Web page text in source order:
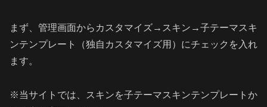
まず、管理画面からカスタマイズ→スキン→子テーマスキ
ンテンプレート（独自カスタマイズ用）にチェックを入れ
ます。
※当サイトでは、スキンを子テーマスキンテンプレートか